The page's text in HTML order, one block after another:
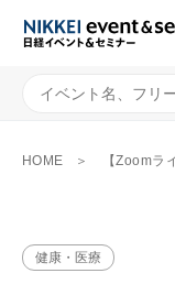
HOME 【Zoomライブ
健康・医療